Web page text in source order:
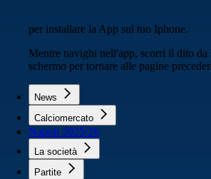
per installare la App sul tuo Iphone.
Mentre navighi nell'app, scorri il dito da
schermo per tornare alle pagine
News
Calciomercato
Napoli 2025/26
La società
Partite